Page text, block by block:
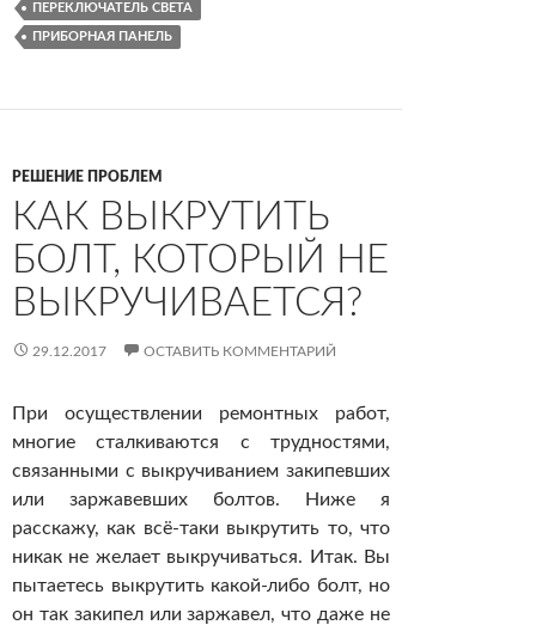
ПЕРЕКЛЮЧАТЕЛЬ СВЕТА
ПРИБОРНАЯ ПАНЕЛЬ
РЕШЕНИЕ ПРОБЛЕМ
КАК ВЫКРУТИТЬ
БОЛТ, КОТОРЫЙ НЕ
ВЫКРУЧИВАЕТСЯ?
29.12.2017 ОСТАВИТЬ КОММЕНТАРИЙ
При осуществлении ремонтных работ,
многие сталкиваются с трудностями,
связанными с выкручиванием закипевших
или заржавевших болтов. Ниже я
расскажу, как всё-таки выкрутить то, что
никак не желает выкручиваться. Итак. Вы
пытаетесь выкрутить какой-либо болт, но
он так закипел или заржавел, что даже не